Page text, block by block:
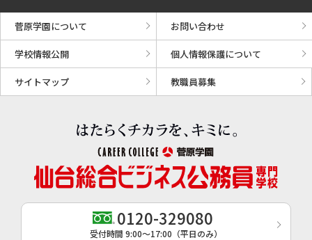
菅原学園について お問い合わせ
学校情報公開 個人情報保護について
サイトマップ 教職員募集
0120-329080
受付時間 9:00〜17:00（平日のみ）